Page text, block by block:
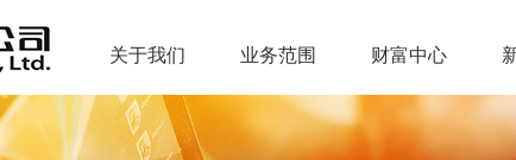
关于我们 业务范围 财富中心